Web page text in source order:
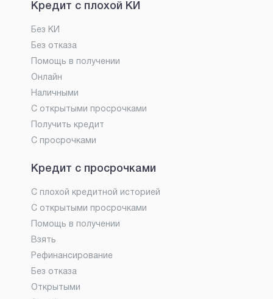
Кредит с плохой КИ
Без КИ
Без отказа
Помощь в получении
Онлайн
Наличными
С открытыми просрочками
Получить кредит
С просрочками
Кредит с просрочками
С плохой кредитной историей
С открытыми просрочками
Помощь в получении
Взять
Рефинансирование
Без отказа
Открытыми